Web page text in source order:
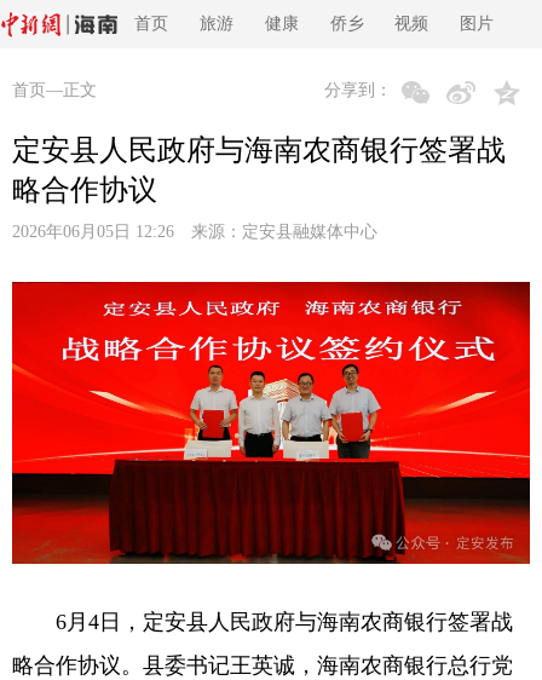
首页 旅游 健康 侨乡 视频 图片
首页 —正文 分享到：
定安县人民政府与海南农商银行签署战
略合作协议
2026年06月05日 12:26 来源： 定安县融媒体中心
6月4日，定安县人民政府与海南农商银行签署战
略合作协议。县委书记王英诚，海南农商银行总行党